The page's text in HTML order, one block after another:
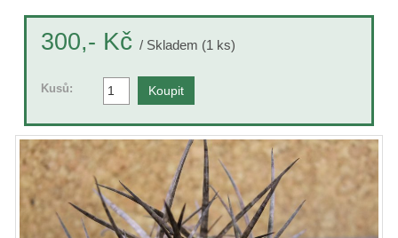
300,- Kč / Skladem (1 ks)
Kusů: